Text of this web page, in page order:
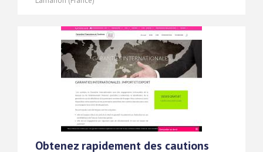
Obtenez rapidement des cautions